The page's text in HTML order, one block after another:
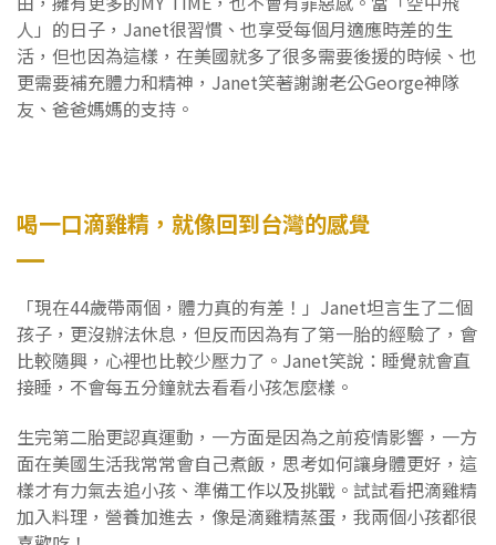
人」的日子，Janet很習慣、也享受每個月適應時差的生
活，但也因為這樣，在美國就多了很多需要後援的時候、也
更需要補充體力和精神，Janet笑著謝謝老公George神隊
友、爸爸媽媽的支持。
喝一口滴雞精，就像回到台灣的感覺
「現在44歲帶兩個，體力真的有差！」Janet坦言生了二個
孩子，更沒辦法休息，但反而因為有了第一胎的經驗了，會
比較隨興，心裡也比較少壓力了。Janet笑說：睡覺就會直
接睡，不會每五分鐘就去看看小孩怎麼樣。
生完第二胎更認真運動，一方面是因為之前疫情影響，一方
面在美國生活我常常會自己煮飯，思考如何讓身體更好，這
樣才有力氣去追小孩、準備工作以及挑戰。試試看把滴雞精
加入料理，營養加進去，像是滴雞精蒸蛋，我兩個小孩都很